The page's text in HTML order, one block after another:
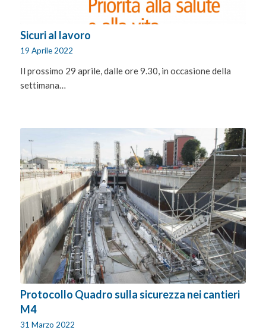
Sicuri al lavoro
19 Aprile 2022
Il prossimo 29 aprile, dalle ore 9.30, in occasione della
settimana…
Protocollo Quadro sulla sicurezza nei cantieri
M4
31 Marzo 2022